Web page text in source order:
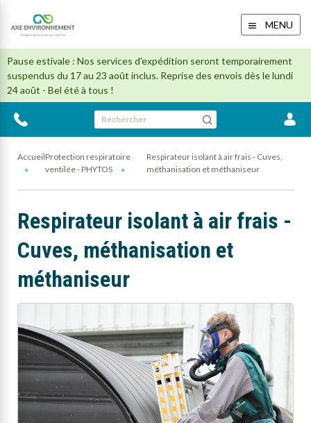
Pause estivale : Nos services d'expédition seront temporairement
suspendus du 17 au 23 août inclus. Reprise des envois dès le lundi
24 août - Bel été à tous !
MENU
Rechercher
AccueilProtection respiratoire
ventilée - PHYTOS
Respirateur isolant à air frais - Cuves,
méthanisation et méthaniseur
Respirateur isolant à air frais -
Cuves, méthanisation et
méthaniseur